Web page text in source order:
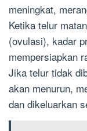
meningkat,
Ketika telur
(ovulasi), kadar
mempersiapkan
Jika telur tidak
akan menurun,
dan dikeluarkan